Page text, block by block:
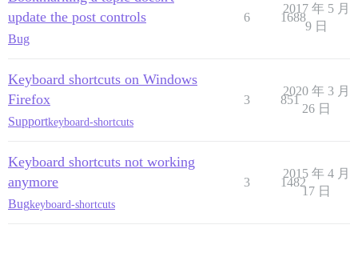
update the post controls
Bug
6 1688
2017 年 5 月
9 日
Keyboard shortcuts on Windows
Firefox
Supportkeyboard-shortcuts
3 851
2020 年 3 月
26 日
Keyboard shortcuts not working
anymore
Bugkeyboard-shortcuts
3 1482
2015 年 4 月
17 日